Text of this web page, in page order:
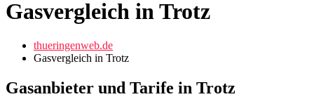
Gasvergleich in Trotz
thueringenweb.de
Gasvergleich in Trotz
Gasanbieter und Tarife in Trotz